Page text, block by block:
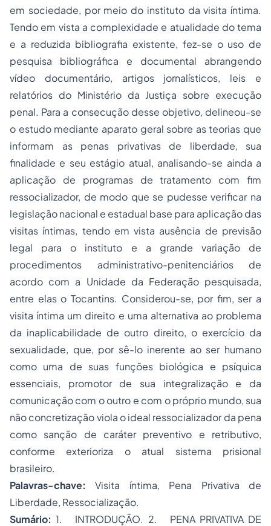
em sociedade, por meio do instituto da visita íntima.
Tendo em vista a complexidade e atualidade do tema
e a reduzida bibliografia existente, fez-se o uso de
pesquisa bibliográfica e documental abrangendo
vídeo documentário, artigos jornalísticos, leis e
relatórios do Ministério da Justiça sobre execução
penal. Para a consecução desse objetivo, delineou-se
o estudo mediante aparato geral sobre as teorias que
informam as penas privativas de liberdade, sua
finalidade e seu estágio atual, analisando-se ainda a
aplicação de programas de tratamento com fim
ressocializador, de modo que se pudesse verificar na
legislação nacional e estadual base para aplicação das
visitas íntimas, tendo em vista ausência de previsão
legal para o instituto e a grande variação de
procedimentos administrativo-penitenciários de
acordo com a Unidade da Federação pesquisada,
entre elas o Tocantins. Considerou-se, por fim, ser a
visita íntima um direito e uma alternativa ao problema
da inaplicabilidade de outro direito, o exercício da
sexualidade, que, por sê-lo inerente ao ser humano
como uma de suas funções biológica e psíquica
essenciais, promotor de sua integralização e da
comunicação com o outro e com o próprio mundo, sua
não concretização viola o ideal ressocializador da pena
como sanção de caráter preventivo e retributivo,
conforme exterioriza o atual sistema prisional
brasileiro.
Palavras-chave: Visita íntima, Pena Privativa de
Liberdade, Ressocialização.
Sumário:1. INTRODUÇÃO. 2. PENA PRIVATIVA DE